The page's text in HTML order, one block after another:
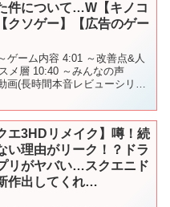
件について…W【キノコ
クソゲー】【広告のゲー
ゲーム内容 4:01 ～改善点&人
メ層 10:40 ～みんなの声
画(長時間本音レビューシリー
エ3HDリメイク】噂！続
い理由がリーク！？ドラ
リがヤバい…スクエニド
作出してくれ…